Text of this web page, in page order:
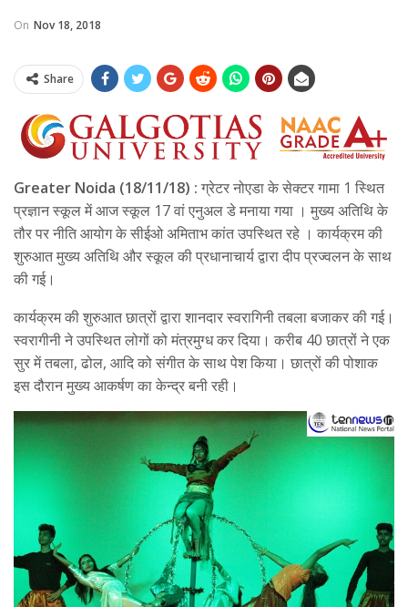
On Nov 18, 2018
Share
Greater Noida (18/11/18) : ग्रेटर नोएडा के सेक्टर गामा 1 स्थित
प्रज्ञान स्कूल में आज स्कूल 17 वां एनुअल डे मनाया गया । मुख्य अतिथि के
तौर पर नीति आयोग के सीईओ अमिताभ कांत उपस्थित रहे । कार्यक्रम की
शुरुआत मुख्य अतिथि और स्कूल की प्रधानाचार्य द्वारा दीप प्रज्वलन के साथ
की गई।
कार्यक्रम की शुरुआत छात्रों द्वारा शानदार स्वरागिनी तबला बजाकर की गई।
स्वरागीनी ने उपस्थित लोगों को मंत्रमुग्ध कर दिया। करीब 40 छात्रों ने एक
सुर में तबला, ढोल, आदि को संगीत के साथ पेश किया। छात्रों की पोशाक
इस दौरान मुख्य आकर्षण का केन्द्र बनी रही।